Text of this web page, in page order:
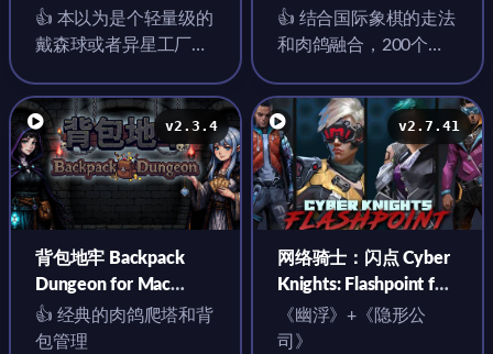
版
👍 本以为是个轻量级的
戴森球或者异星工厂
线的拓扑画图解谜益智
游戏
生版
👍 结合国际象棋的走法
和肉鸽融合，200个道
多
v2.3.4
背包地牢 Backpack
Dungeon for Mac
v2.3.4 中文原生版
👍 经典的肉鸽爬塔和背
包管理
v2.7.41
网络骑士：闪点 Cyber
Knights: Flashpoint for
Mac v2.7.41 英文原生
版
《幽浮》+《隐形公
司》